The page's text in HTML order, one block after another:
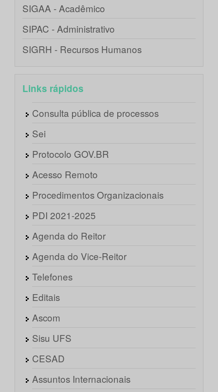
SIGAA - Acadêmico
SIPAC - Administrativo
SIGRH - Recursos Humanos
Links rápidos
Consulta pública de processos
Sei
Protocolo GOV.BR
Acesso Remoto
Procedimentos Organizacionais
PDI 2021-2025
Agenda do Reitor
Agenda do Vice-Reitor
Telefones
Editais
Ascom
Sisu UFS
CESAD
Assuntos Internacionais